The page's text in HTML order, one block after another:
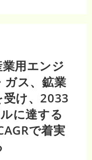
用エンジ
ガス、鉱業
け、2033
に達する
で着実